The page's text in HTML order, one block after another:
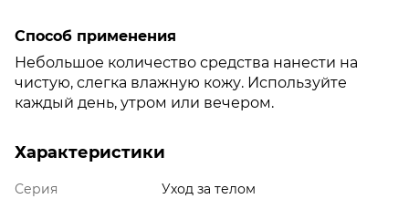
Способ применения
Небольшое количество средства нанести на
чистую, слегка влажную кожу. Используйте
каждый день, утром или вечером.
Характеристики
Серия
Уход за телом